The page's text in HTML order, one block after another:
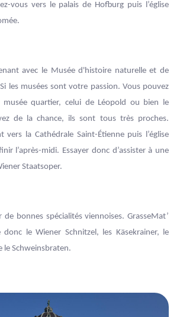
vous vers le palais de Hofburg puis l’église
avec le Musée d'histoire naturelle et de
les musées sont votre passion. Vous pouvez
musée quartier, celui de Léopold ou bien le
de la chance, ils sont tous très proches.
vers la Cathédrale Saint-Étienne puis l’église
l’après-midi. Essayer donc d’assister à une
Staatsoper.
bonnes spécialités viennoises. GrasseMat’
donc le Wiener Schnitzel, les Käsekrainer, le
le Schweinsbraten.